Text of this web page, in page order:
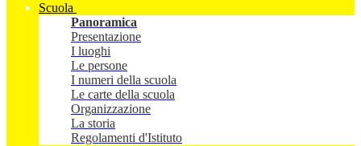
Scuola
Panoramica
Presentazione
I luoghi
Le persone
I numeri della scuola
Le carte della scuola
Organizzazione
La storia
Regolamenti d'Istituto